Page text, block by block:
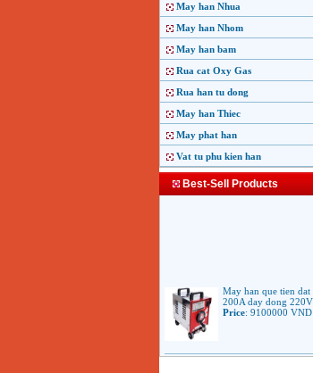
May han Nhua
May han Nhom
May han bam
Rua cat Oxy Gas
Rua han tu dong
May han Thiec
May phat han
Vat tu phu kien han
Best-Sell Products
200A day dong 220V
Price:9100000 VND
May han que dien tu